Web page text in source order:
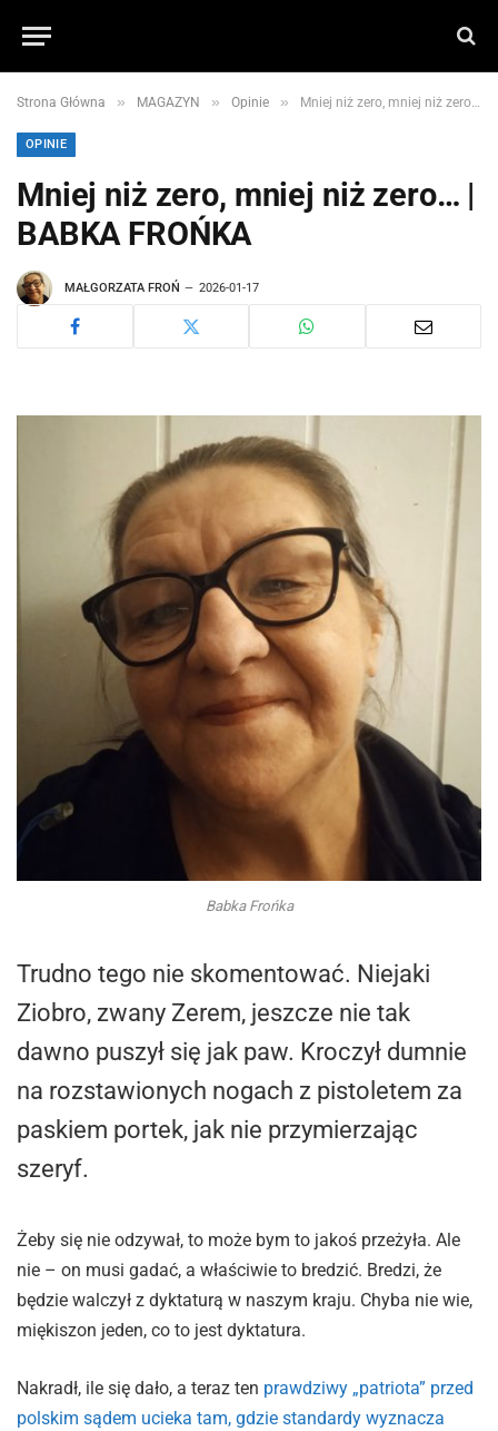
Strona Główna » MAGAZYN » Opinie » Mniej niż zero, mniej niż zero… | BABKA FROŃKA
OPINIE
Mniej niż zero, mniej niż zero… |
BABKA FROŃKA
MAŁGORZATA FROŃ 2026-01-17
Babka Frońka
Trudno tego nie skomentować. Niejaki
Ziobro, zwany Zerem, jeszcze nie tak
dawno puszył się jak paw. Kroczył dumnie
na rozstawionych nogach z pistoletem za
paskiem portek, jak nie przymierzając
szeryf.
Żeby się nie odzywał, to może bym to jakoś przeżyła. Ale
nie – on musi gadać, a właściwie to bredzić. Bredzi, że
będzie walczył z dyktaturą w naszym kraju. Chyba nie wie,
miękiszon jeden, co to jest dyktatura.
Nakradł, ile się dało, a teraz ten prawdziwy „patriota” przed
polskim sądem ucieka tam, gdzie standardy wyznacza